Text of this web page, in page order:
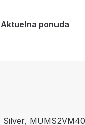
Aktuelna ponuda